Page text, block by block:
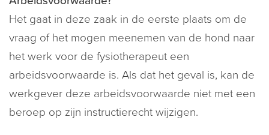
Het gaat in deze zaak in de eerste plaats om de
vraag of het mogen meenemen van de hond naar
het werk voor de fysiotherapeut een
arbeidsvoorwaarde is. Als dat het geval is, kan de
werkgever deze arbeidsvoorwaarde niet met een
beroep op zijn instructierecht wijzigen.